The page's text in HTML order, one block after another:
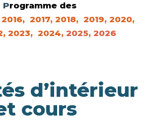
Programme des
2016, 2017, 2018, 2019, 2020,
, 2023, 2024, 2025, 2026
d’intérieur
cours